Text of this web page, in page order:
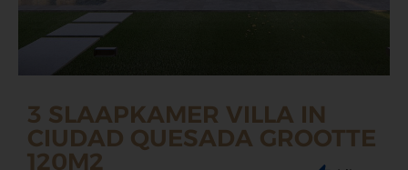
3 SLAAPKAMER VILLA IN
CIUDAD QUESADA GROOTTE
120M2